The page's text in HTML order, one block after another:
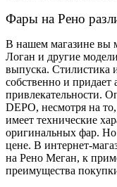
Фары на Рено
В нашем магазине вы
Логан и другие
выпуска. Стилистика
собственно и
привлекательности.
DEPO, несмотря на
имеет технические
оригинальных фар. Но
цене. В интернет-
на Рено Меган, к
преимущества